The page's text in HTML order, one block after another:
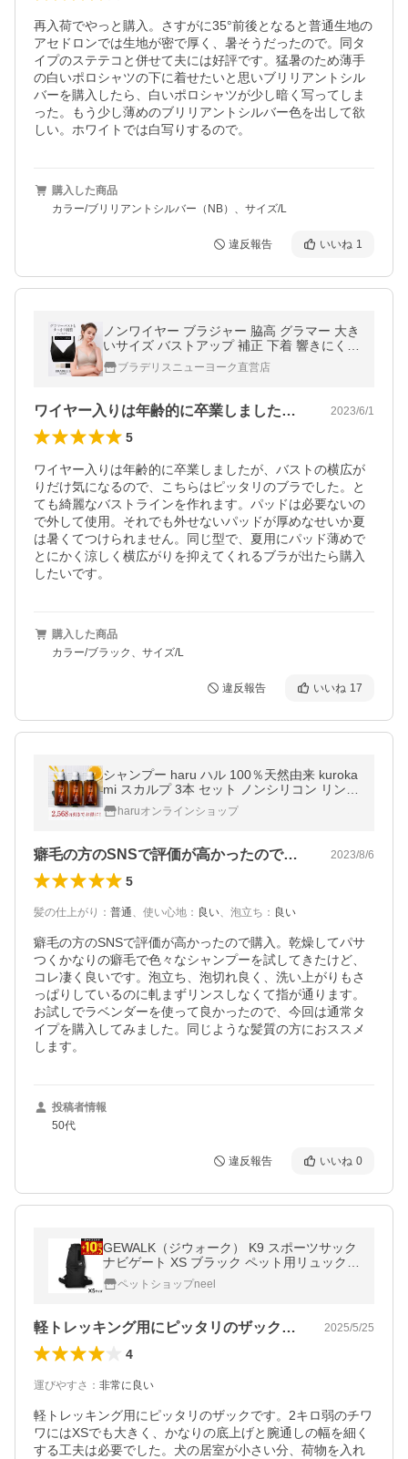
再入荷でやっと購入。さすがに35°前後となると普通生地の
アセドロンでは生地が密で厚く、暑そうだったので。同タ
イプのステテコと併せて夫には好評です。猛暑のため薄手
の白いポロシャツの下に着せたいと思いブリリアントシル
バーを購入したら、白いポロシャツが少し暗く写ってしま
った。もう少し薄めのブリリアントシルバー色を出して欲
しい。ホワイトでは白写りするので。
購入した商品
カラー/ブリリアントシルバー（NB）、サイズ/L
違反報告 いいね 1
ノンワイヤー ブラジャー 脇高 グラマー 大き
いサイズ バストアップ 補正 下着 響きにくい
オンラインストア限定 ブラデリス シームレ
スハートカップブラ 爆買
ブラデリスニューヨーク直営店
ワイヤー入りは年齢的に卒業しましたが、… 2023/6/1
5
ワイヤー入りは年齢的に卒業しましたが、バストの横広が
りだけ気になるので、こちらはピッタリのブラでした。と
ても綺麗なバストラインを作れます。パッドは必要ないの
で外して使用。それでも外せないパッドが厚めなせいか夏
は暑くてつけられません。同じ型で、夏用にパッド薄めで
とにかく涼しく横広がりを抑えてくれるブラが出たら購入
したいです。
購入した商品
カラー/ブラック、サイズ/L
違反報告 いいね 17
シャンプー haru ハル 100％天然由来 kuroka
mi スカルプ 3本 セット ノンシリコン リンス
不要 オールインワン ツヤ フケ かゆみ 頭皮
ケアharuオンラインショップ
癖毛の方のSNSで評価が高かったので購… 2023/8/6
5
髪の仕上がり ： 普通、 使い心地 ： 良い、 泡立ち ： 良い
癖毛の方のSNSで評価が高かったので購入。乾燥してパサ
つくかなりの癖毛で色々なシャンプーを試してきたけど、
コレ凄く良いです。泡立ち、泡切れ良く、洗い上がりもさ
っぱりしているのに軋まずリンスしなくて指が通ります。
お試しでラベンダーを使って良かったので、今回は通常タ
イプを購入してみました。同じような髪質の方におススメ
します。
投稿者情報
50代
違反報告 いいね 0
GEWALK（ジウォーク） K9 スポーツサック
ナビゲート XS ブラック ペット用リュックサ
ック キャリーバッグ
ペットショップneel
軽トレッキング用にピッタリのザックです… 2025/5/25
4
運びやすさ ： 非常に良い
軽トレッキング用にピッタリのザックです。2キロ弱のチワ
ワにはXSでも大きく、かなりの底上げと腕通しの幅を細く
する工夫は必要でした。犬の居室が小さい分、荷物を入れ